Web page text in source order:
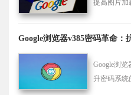
提高图片加
Google浏览器v385密码革命：
Google浏
升密码系统